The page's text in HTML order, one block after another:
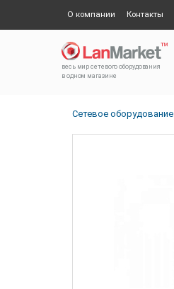
О компании Контакты
весь мир сетевого оборудования
в одном магазине
Сетевое оборудование